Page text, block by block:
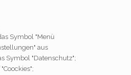
Symbol "Menü
aus
Symbol "Datenschutz";